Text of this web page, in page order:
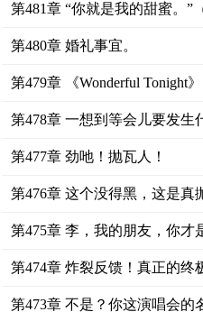
第481章 “你就是我的甜蜜。”
第480章 婚礼事宜。
第479章 《Wonderful Tonight》
第478章 一想到等会儿要发生
第477章 劲吔！抛瓦人！
第476章 这个没得黑，这是真
第475章 李，我的朋友，你才
第474章 炸裂反馈！真正的终
第473章 不是？你这演唱会的